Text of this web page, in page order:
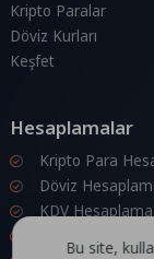
Kripto Paralar
Döviz Kurları
Keşfet
Hesaplamalar
Kripto Para
Döviz
KDV Hesaplama
Bu site,